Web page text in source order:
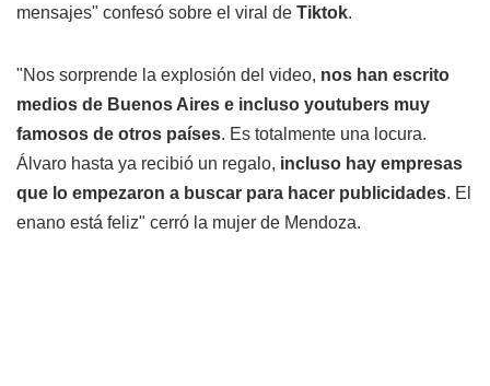
mensajes" confesó sobre el viral de Tiktok.
"Nos sorprende la explosión del video, nos han escrito
medios de Buenos Aires e incluso youtubers muy
famosos de otros países. Es totalmente una locura.
Álvaro hasta ya recibió un regalo, incluso hay empresas
que lo empezaron a buscar para hacer publicidades. El
enano está feliz" cerró la mujer de Mendoza.